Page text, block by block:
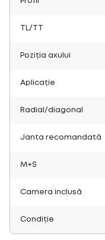
TL/TT
Poziția axului
Aplicație
Radial/diagonal
Janta recomandată
M+S
Camera inclusă
Condiție